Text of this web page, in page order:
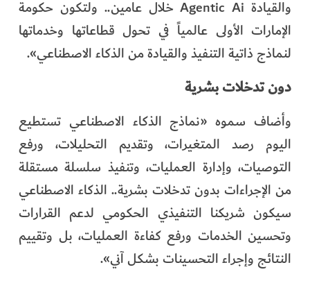
والقيادة Agentic Ai خلال عامين.. ولتكون حكومة
الإمارات الأولى عالمياً في تحول قطاعاتها وخدماتها
لنماذج ذاتية التنفيذ والقيادة من الذكاء الاصطناعي».
دون تدخلات بشرية
وأضاف سموه «نماذج الذكاء الاصطناعي تستطيع
اليوم رصد المتغيرات، وتقديم التحليلات، ورفع
التوصيات، وإدارة العمليات، وتنفيذ سلسلة مستقلة
من الإجراءات بدون تدخلات بشرية.. الذكاء الاصطناعي
سيكون شريكنا التنفيذي الحكومي لدعم القرارات
وتحسين الخدمات ورفع كفاءة العمليات، بل وتقييم
النتائج وإجراء التحسينات بشكل آني».